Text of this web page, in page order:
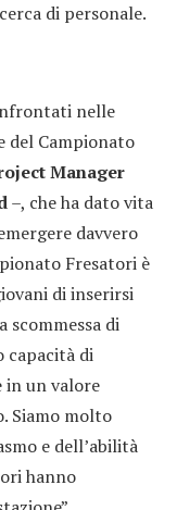
di personale.
nelle
del Campionato
Manager
–, che ha dato vita
davvero
Fresatori è
di inserirsi
scommessa di
capacità di
in un valore
Siamo molto
e dell’abilità
hanno